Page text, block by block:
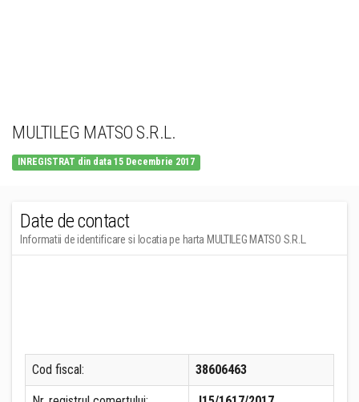
MULTILEG MATSO S.R.L.
INREGISTRAT din data 15 Decembrie 2017
Date de contact
Informatii de identificare si locatia pe harta MULTILEG MATSO S.R.L.
Cod fiscal: 38606463